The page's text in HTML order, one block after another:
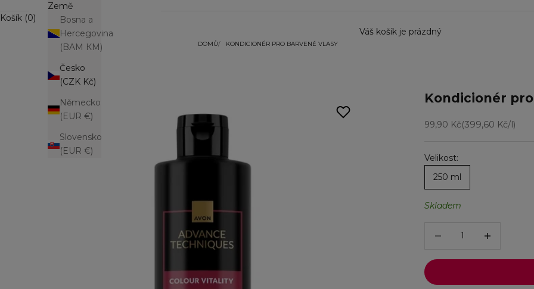
Země
Bosna a
Hercegovina
(BAM КМ)
Česko
(CZK Kč)
Německo
(EUR €)
Slovensko
(EUR €)
Košík (0)
Váš košík je prázdný
DOMŮ KONDICIONÉR PRO BARVENÉ VLASY
Kondicionér
Prodejní cena
99,90 Kč(399,60 Kč/l)
Velikost:
250 ml
Skladem